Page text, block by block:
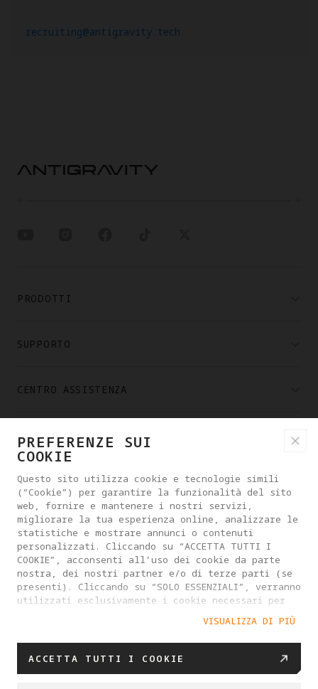
recruiting@antigravity.tech
PRODOTTI
SUPPORTO
CENTRO ASSISTENZA
PARTNER
DOVE ACQUISTARE
INFORMAZIONI SU ANTIGRAVITY
ITALY
INFORMATIVA SUI COOKIE
IMPOSTAZIONI COOKIE
PREFERENZE SUI
COOKIE
Questo sito utilizza cookie e tecnologie simili
(“Cookie”) per garantire la funzionalità del sito
web, fornire e mantenere i nostri servizi,
migliorare la tua esperienza online, analizzare le
statistiche e mostrare annunci o contenuti
personalizzati. Cliccando su “ACCETTA TUTTI I
COOKIE”, acconsenti all’uso dei cookie da parte
nostra, dei nostri partner e/o di terze parti (se
presenti). Cliccando su “SOLO ESSENZIALI”, verranno
utilizzati esclusivamente i cookie necessari per
impostazioni dei cookie cliccando su “IMPOSTAZIONI
COOKIE”. Per ulteriori informazioni o per
modificare le impostazioni dei cookie in qualsiasi
VISUALIZZA DI PIÙ
ACCETTA TUTTI I COOKIE